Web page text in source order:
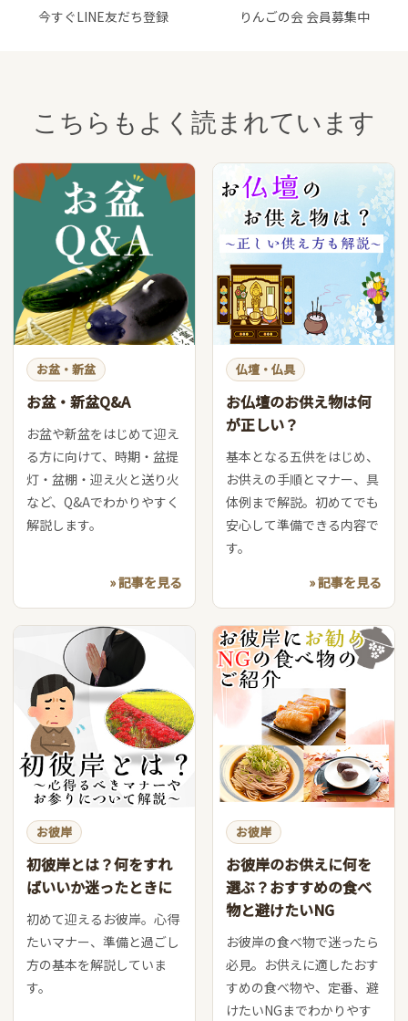
今すぐLINE友だち登録 りんごの会 会員募集中
こちらもよく読まれています
お盆・新盆
お盆・新盆Q&A
お盆や新盆をはじめて迎え
る方に向けて、時期・盆提
灯・盆棚・迎え火と送り火
など、Q&Aでわかりやすく
解説します。
» 記事を見る
仏壇・仏具
お仏壇のお供え物は何
が正しい？
基本となる五供をはじめ、
お供えの手順とマナー、具
体例まで解説。初めてでも
安心して準備できる内容で
す。
» 記事を見る
お彼岸
初彼岸とは？何をすれ
ばいいか迷ったときに
初めて迎えるお彼岸。心得
たいマナー、準備と過ごし
方の基本を解説していま
す。
お彼岸
お彼岸のお供えに何を
選ぶ？おすすめの食べ
物と避けたいNG
お彼岸の食べ物で迷ったら
必見。お供えに適したおす
すめの食べ物や、定番、避
けたいNGまでわかりやす